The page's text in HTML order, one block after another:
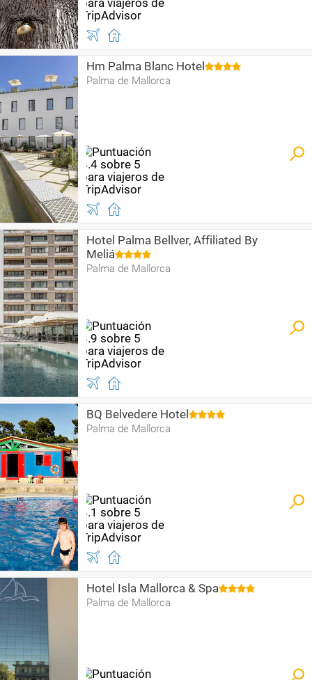
Hm Palma Blanc Hotel
Palma de Mallorca
Hotel Palma Bellver, Affiliated By
Meliá
Palma de Mallorca
BQ Belvedere Hotel
Palma de Mallorca
Hotel Isla Mallorca & Spa
Palma de Mallorca